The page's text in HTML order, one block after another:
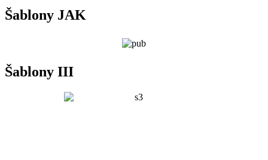
Šablony JAK
Šablony III